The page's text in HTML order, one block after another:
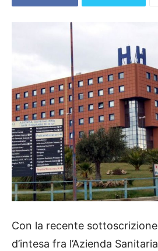
Con la recente
d’intesa fra l’Azienda